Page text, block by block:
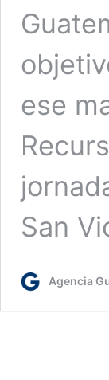
ese
San
Agencia